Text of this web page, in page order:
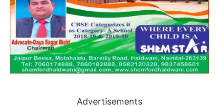
Advertisements